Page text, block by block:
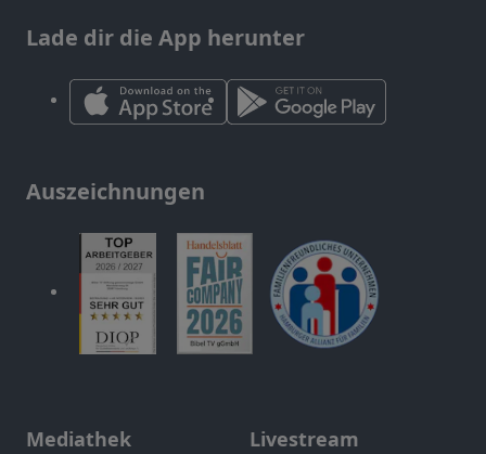
Lade dir die App herunter
Auszeichnungen
Mediathek Livestream